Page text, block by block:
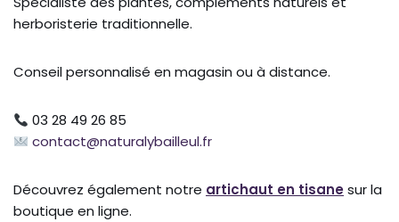
herboristerie traditionnelle.
Conseil personnalisé en magasin ou à distance.
03 28 49 26 85
contact@naturalybailleul.fr
Découvrez également notre artichaut en tisanesur la
boutique en ligne.